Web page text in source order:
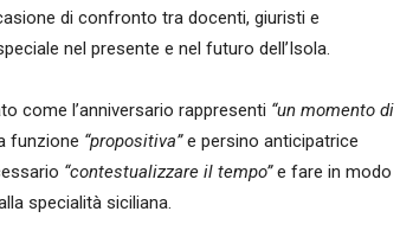
di confronto tra docenti, giuristi e
nel presente e nel futuro dell’Isola.
come l’anniversario rappresenti “un momento di
funzione “propositiva”e persino anticipatrice
“contestualizzare il tempo”e fare in modo
specialità siciliana.